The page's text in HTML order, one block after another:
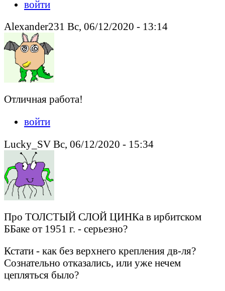
войти
Alexander231 Вс, 06/12/2020 - 13:14
Отличная работа!
войти
Lucky_SV Вс, 06/12/2020 - 15:34
Про ТОЛСТЫЙ СЛОЙ ЦИНКа в ирбитском
ББаке от 1951 г. - серьезно?
Кстати - как без верхнего крепления дв-ля?
Сознательно отказались, или уже нечем
цепляться было?